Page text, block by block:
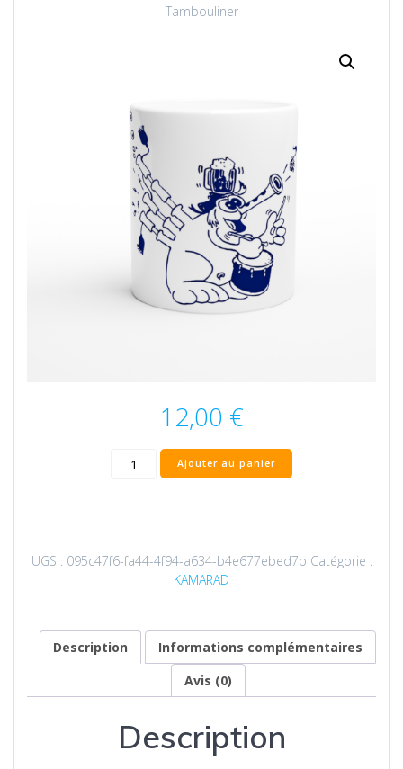
Tambouliner
12,00 €
quantité
Keriz
|
-
Tambouliner
Ajouter au panier
UGS : 095c47f6-fa44-4f94-a634-b4e677ebed7b Catégorie :
KAMARAD
Description
Informations complémentaires
Avis (0)
Description